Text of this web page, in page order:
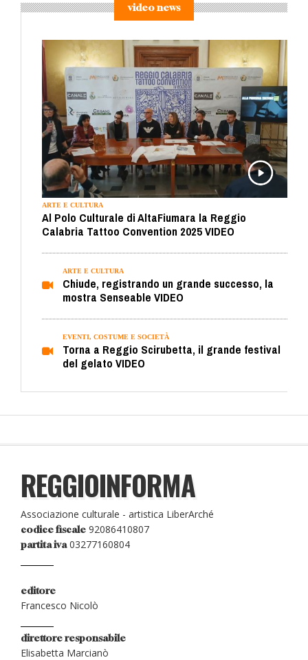
video news
ARTE E CULTURA
Al Polo Culturale di AltaFiumara la Reggio
Calabria Tattoo Convention 2025 VIDEO
ARTE E CULTURA
Chiude, registrando un grande successo, la
mostra Senseable VIDEO
EVENTI, COSTUME E SOCIETÀ
Torna a Reggio Scirubetta, il grande festival
del gelato VIDEO
REGGIOINFORMA
Associazione culturale - artistica LiberArché
codice fiscale 92086410807
partita iva03277160804
editore
Francesco Nicolò
direttore responsabile
Elisabetta Marcianò